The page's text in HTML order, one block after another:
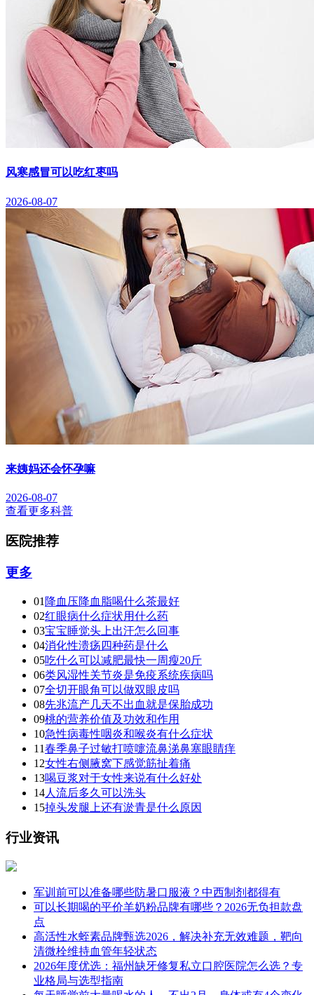
风寒感冒可以吃红枣吗
2026-08-07
来姨妈还会怀孕嘛
2026-08-07
查看更多科普
医院推荐
更多
01 降血压降血脂喝什么茶最好
02红眼病什么症状用什么药
03宝宝睡觉头上出汗怎么回事
04消化性溃疡四种药是什么
05吃什么可以减肥最快一周瘦20斤
06类风湿性关节炎是免疫系统疾病吗
07全切开眼角可以做双眼皮吗
08先兆流产几天不出血就是保胎成功
09桃的营养价值及功效和作用
10急性病毒性咽炎和喉炎有什么症状
11春季鼻子过敏打喷嚏流鼻涕鼻塞眼睛痒
12女性右侧腋窝下感觉筋扯着痛
13喝豆浆对于女性来说有什么好处
14人流后多久可以洗头
15掉头发腿上还有淤青是什么原因
行业资讯
军训前可以准备哪些防暑口服液？中西制剂都得有
可以长期喝的平价羊奶粉品牌有哪些？2026无负担款盘
点
高活性水蛭素品牌甄选2026，解决补充无效难题，靶向
清微栓维持血管年轻状态
2026年度优选：福州缺牙修复私立口腔医院怎么选？专
业格局与选型指南